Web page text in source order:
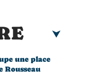
une place
Rousseau